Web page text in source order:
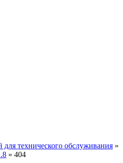
для технического обслуживания »
» 404